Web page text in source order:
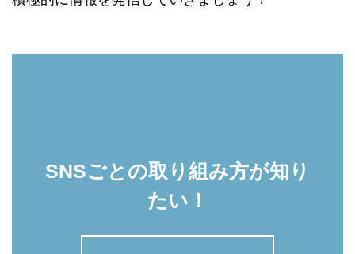
SNSごとの取り組み方が知り
たい！